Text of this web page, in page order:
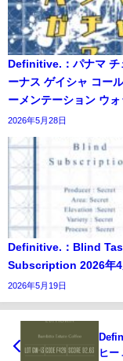
Definitive.：パナマ チ
ーナス ゲイシャ コー
ーメンテーション ウォ
2026年5月28日
Definitive.：Blind
Subscription 2026年4
2026年5月19日
ヒ